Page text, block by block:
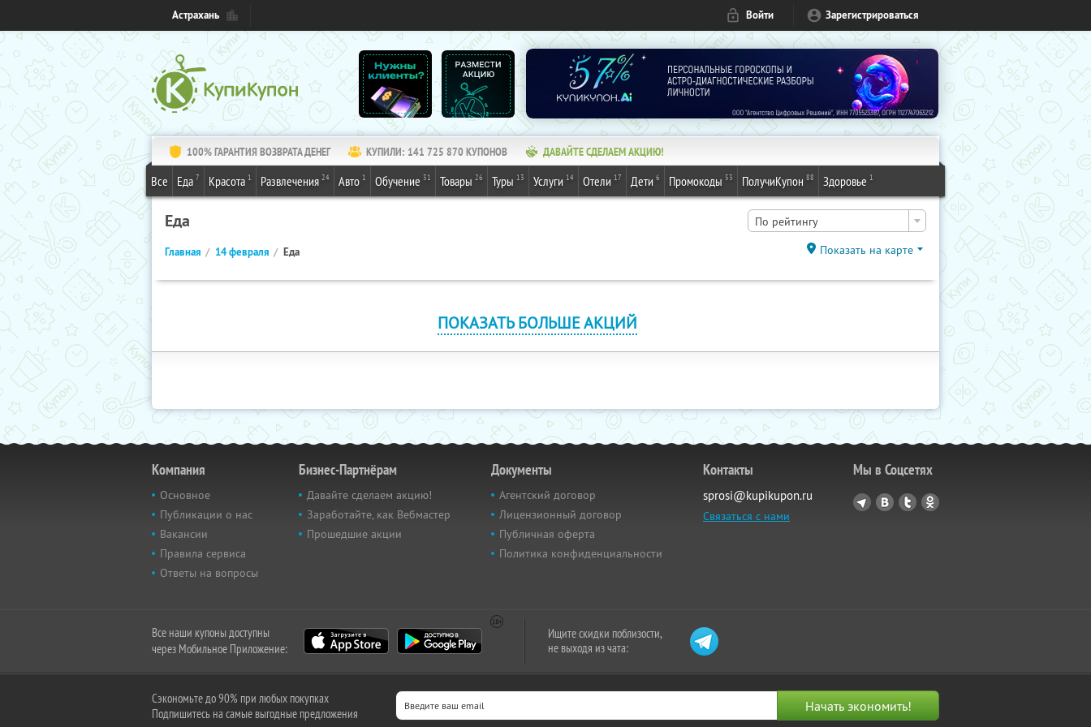
Астрахань Войти Зарегистрироваться
100% ГАРАНТИЯ ВОЗВРАТА ДЕНЕГ КУПИЛИ: 141 725 870КУПОНОВ ДАВАЙТЕ СДЕЛАЕМ АКЦИЮ!
Все Еда 7 Красота 1 Развлечения 24 Авто 1 Обучение 31 Товары 26 Туры 13 Услуги 14 Отели 17 Дети 6 Промокоды 53 ПолучиКупон 88 Здоровье 1
Еда По рейтингу
Главная 14 февраля Еда Показать на карте
ПОКАЗАТЬ БОЛЬШЕ АКЦИЙ
Компания
Основное
Публикации о нас
Вакансии
Правила сервиса
Ответы на вопросы
Бизнес-Партнёрам
Давайте сделаем акцию!
Заработайте, как Вебмастер
Прошедшие акции
Документы
Агентский договор
Лицензионный договор
Публичная оферта
Политика конфиденциальности
Контакты
sprosi@kupikupon.ru
Связаться с нами
Мы в Соцсетях
Все наши купоны доступны
через Мобильное Приложение:
Ищите скидки поблизости,
не выходя из чата:
Сэкономьте до 90% при любых покупках
Подпишитесь на самые выгодные предложения